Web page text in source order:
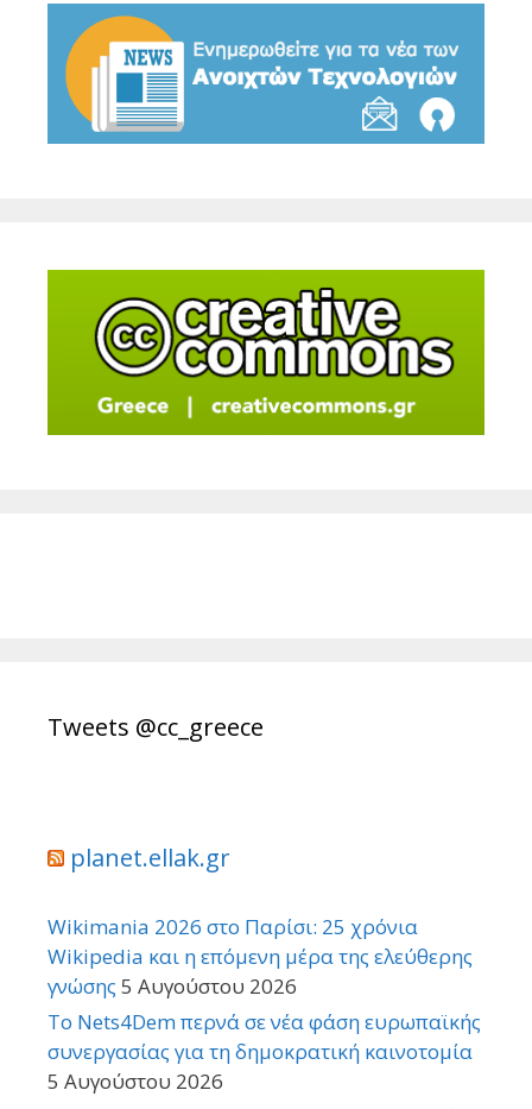
Tweets @cc_greece
planet.ellak.gr
Wikimania 2026 στο Παρίσι: 25 χρόνια
Wikipedia και η επόμενη μέρα της ελεύθερης
γνώσης 5 Αυγούστου 2026
Το Nets4Dem περνά σε νέα φάση ευρωπαϊκής
συνεργασίας για τη δημοκρατική καινοτομία
5 Αυγούστου 2026